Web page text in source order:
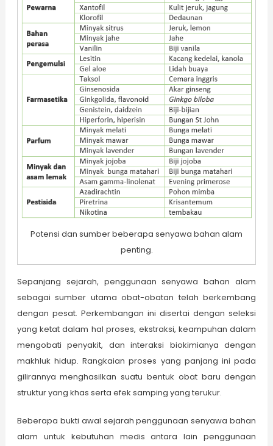
Potensi dan sumber beberapa senyawa bahan alam
penting.
Sepanjang sejarah, penggunaan senyawa bahan alam
sebagai sumber utama obat-obatan telah berkembang
dengan pesat. Perkembangan ini disertai dengan seleksi
yang ketat dalam hal proses, ekstraksi, keampuhan dalam
mengobati penyakit, dan interaksi biokimianya dengan
makhluk hidup. Rangkaian proses yang panjang ini pada
gilirannya menghasilkan suatu bentuk obat baru dengan
struktur yang khas serta efek samping yang terukur.
Beberapa bukti awal sejarah penggunaan senyawa bahan
alam untuk kebutuhan medis antara lain penggunaan